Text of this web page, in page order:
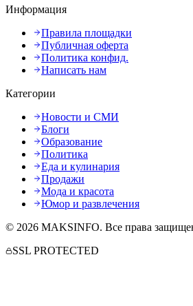
Информация
Правила площадки
Публичная оферта
Политика конфид.
Написать нам
Категории
Новости и СМИ
Блоги
Образование
Политика
Еда и кулинария
Продажи
Мода и красота
Юмор и развлечения
© 2026 MAKSINFO. Все права
SSL PROTECTED